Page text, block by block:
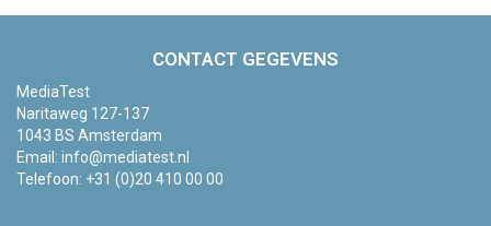
CONTACT GEGEVENS
MediaTest
Naritaweg 127-137
1043 BS Amsterdam
Email: info@mediatest.nl
Telefoon: +31 (0)20 410 00 00